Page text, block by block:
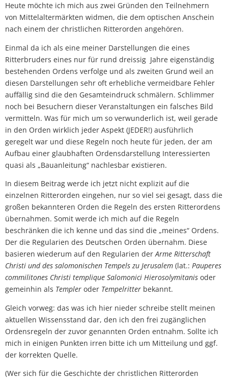
Heute möchte ich mich aus zwei Gründen den Teilnehmern
von Mittelaltermärkten widmen, die dem optischen Anschein
nach einem der christlichen Ritterorden angehören.
Einmal da ich als eine meiner Darstellungen die eines
Ritterbruders eines nur für rund dreissig Jahre eigenständig
bestehenden Ordens verfolge und als zweiten Grund weil an
diesen Darstellungen sehr oft erhebliche vermeidbare Fehler
auffällig sind die den Gesamteindruck schmälern. Schlimmer
noch bei Besuchern dieser Veranstaltungen ein falsches Bild
vermitteln. Was für mich um so verwunderlich ist, weil gerade
in den Orden wirklich jeder Aspekt (JEDER!) ausführlich
geregelt war und diese Regeln noch heute für jeden, der am
Aufbau einer glaubhaften Ordensdarstellung Interessierten
quasi als „Bauanleitung“ nachlesbar existieren.
In diesem Beitrag werde ich jetzt nicht explizit auf die
einzelnen Ritterorden eingehen, nur so viel sei gesagt, dass die
großen bekannteren Orden die Regeln des ersten Ritterordens
übernahmen. Somit werde ich mich auf die Regeln
beschränken die ich kenne und das sind die „meines“ Ordens.
Der die Regularien des Deutschen Orden übernahm. Diese
basieren wiederum auf den Regularien derArme Ritterschaft
Christi und des salomonischen Tempels zu Jerusalem (lat.: Pauperes
commilitones Christi templique Salomonici Hierosolymitanis oder
gemeinhin als Templer oder Tempelritter bekannt.
Gleich vorweg: das was ich hier nieder schreibe stellt meinen
aktuellen Wissensstand dar, den ich den frei zugänglichen
Ordensregeln der zuvor genannten Orden entnahm. Sollte ich
mich in einigen Punkten irren bitte ich um Mitteilung und ggf.
der korrekten Quelle.
(Wer sich für die Geschichte der christlichen Ritterorden